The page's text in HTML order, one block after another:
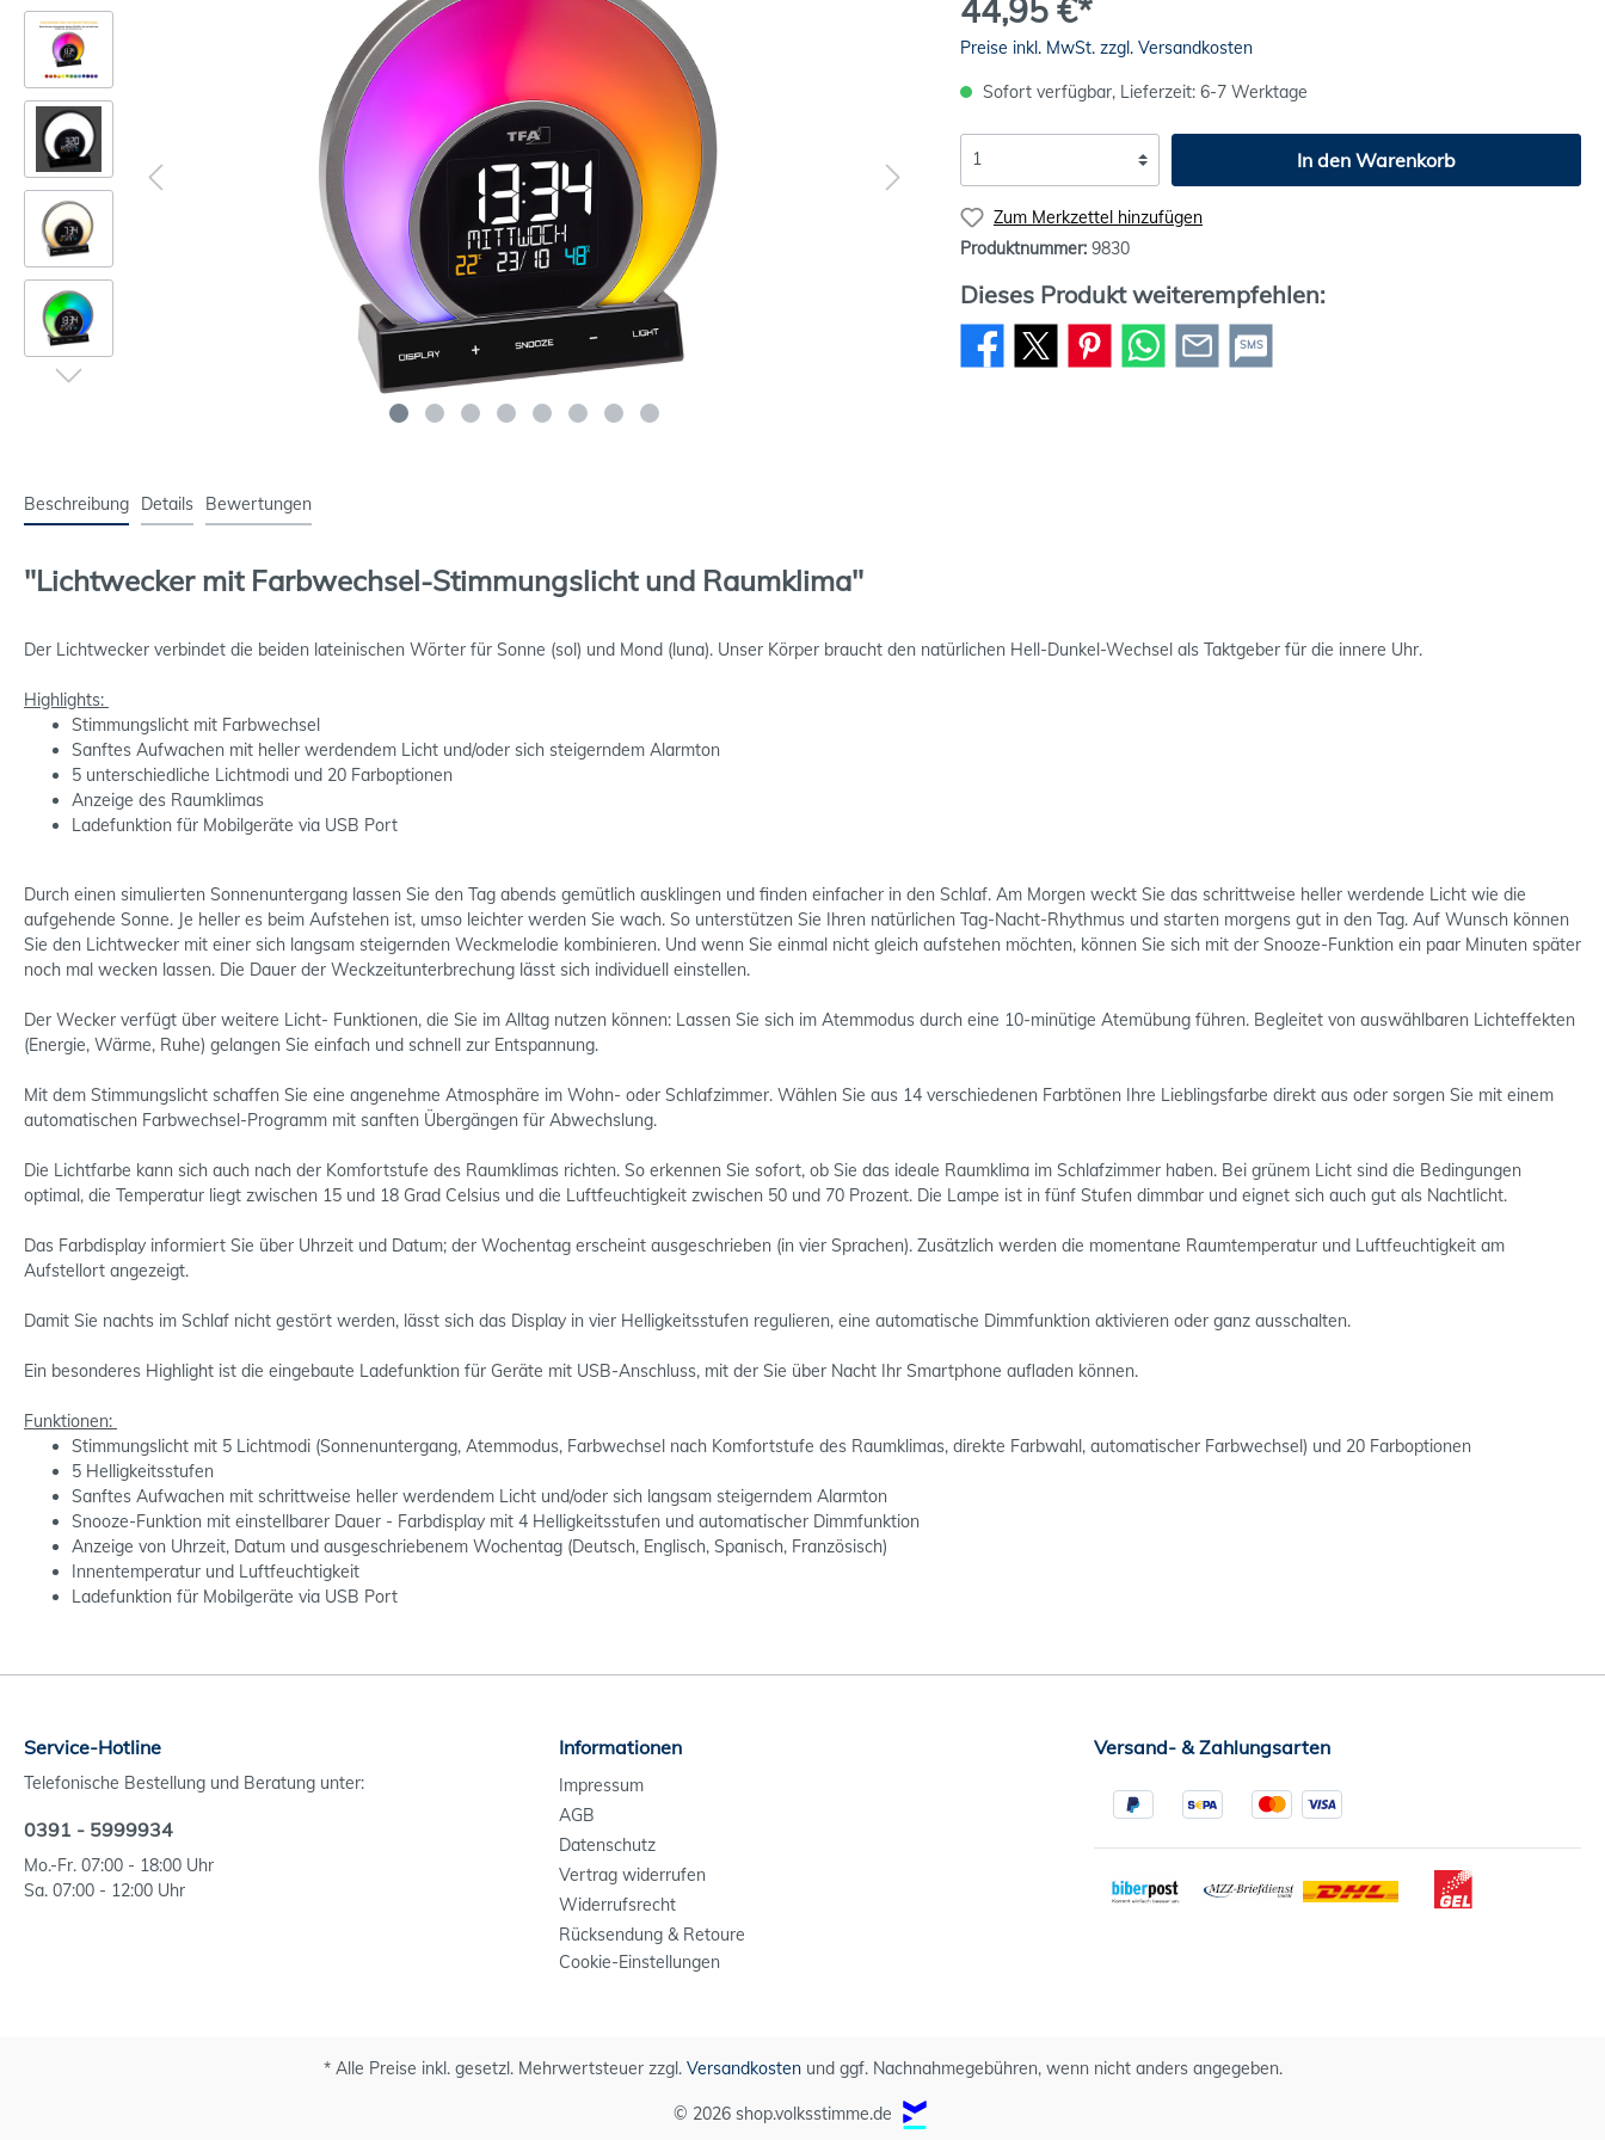
44,95 €*
Preise inkl. MwSt. zzgl. Versandkosten
Sofort verfügbar, Lieferzeit: 6-7 Werktage
In den Warenkorb
Zum Merkzettel hinzufügen
Produktnummer: 9830
Dieses Produkt weiterempfehlen:
SMS
Beschreibung Details Bewertungen
"Lichtwecker mit Farbwechsel-Stimmungslicht und Raumklima"
Der Lichtwecker verbindet die beiden lateinischen Wörter für Sonne (sol) und Mond (luna). Unser Körper braucht den natürlichen Hell-Dunkel-Wechsel als Taktgeber für die innere Uhr.
Highlights:
Stimmungslicht mit Farbwechsel
Sanftes Aufwachen mit heller werdendem Licht und/oder sich steigerndem Alarmton
5 unterschiedliche Lichtmodi und 20 Farboptionen
Anzeige des Raumklimas
Ladefunktion für Mobilgeräte via USB Port
Durch einen simulierten Sonnenuntergang lassen Sie den Tag abends gemütlich ausklingen und finden einfacher in den Schlaf. Am Morgen weckt Sie das schrittweise heller werdende Licht wie die
aufgehende Sonne. Je heller es beim Aufstehen ist, umso leichter werden Sie wach. So unterstützen Sie Ihren natürlichen Tag-Nacht-Rhythmus und starten morgens gut in den Tag. Auf Wunsch können
Sie den Lichtwecker mit einer sich langsam steigernden Weckmelodie kombinieren. Und wenn Sie einmal nicht gleich aufstehen möchten, können Sie sich mit der Snooze-Funktion ein paar Minuten später
noch mal wecken lassen. Die Dauer der Weckzeitunterbrechung lässt sich individuell einstellen.
Der Wecker verfügt über weitere Licht- Funktionen, die Sie im Alltag nutzen können: Lassen Sie sich im Atemmodus durch eine 10-minütige Atemübung führen. Begleitet von auswählbaren Lichteffekten
(Energie, Wärme, Ruhe) gelangen Sie einfach und schnell zur Entspannung.
Mit dem Stimmungslicht schaffen Sie eine angenehme Atmosphäre im Wohn- oder Schlafzimmer. Wählen Sie aus 14 verschiedenen Farbtönen Ihre Lieblingsfarbe direkt aus oder sorgen Sie mit einem
automatischen Farbwechsel-Programm mit sanften Übergängen für Abwechslung.
Die Lichtfarbe kann sich auch nach der Komfortstufe des Raumklimas richten. So erkennen Sie sofort, ob Sie das ideale Raumklima im Schlafzimmer haben. Bei grünem Licht sind die Bedingungen
optimal, die Temperatur liegt zwischen 15 und 18 Grad Celsius und die Luftfeuchtigkeit zwischen 50 und 70 Prozent. Die Lampe ist in fünf Stufen dimmbar und eignet sich auch gut als Nachtlicht.
Das Farbdisplay informiert Sie über Uhrzeit und Datum; der Wochentag erscheint ausgeschrieben (in vier Sprachen). Zusätzlich werden die momentane Raumtemperatur und Luftfeuchtigkeit am
Aufstellort angezeigt.
Damit Sie nachts im Schlaf nicht gestört werden, lässt sich das Display in vier Helligkeitsstufen regulieren, eine automatische Dimmfunktion aktivieren oder ganz ausschalten.
Ein besonderes Highlight ist die eingebaute Ladefunktion für Geräte mit USB-Anschluss, mit der Sie über Nacht Ihr Smartphone aufladen können.
Funktionen:
Stimmungslicht mit 5 Lichtmodi (Sonnenuntergang, Atemmodus, Farbwechsel nach Komfortstufe des Raumklimas, direkte Farbwahl, automatischer Farbwechsel) und 20 Farboptionen
5 Helligkeitsstufen
Sanftes Aufwachen mit schrittweise heller werdendem Licht und/oder sich langsam steigerndem Alarmton
Snooze-Funktion mit einstellbarer Dauer - Farbdisplay mit 4 Helligkeitsstufen und automatischer Dimmfunktion
Anzeige von Uhrzeit, Datum und ausgeschriebenem Wochentag (Deutsch, Englisch, Spanisch, Französisch)
Innentemperatur und Luftfeuchtigkeit
Ladefunktion für Mobilgeräte via USB Port
Service-Hotline
Telefonische Bestellung und Beratung unter:
0391 - 5999934
Mo.-Fr. 07:00 - 18:00 Uhr
Sa. 07:00 - 12:00 Uhr
Informationen
Impressum
AGB
Datenschutz
Vertrag widerrufen
Widerrufsrecht
Rücksendung & Retoure
Cookie-Einstellungen
Versand- & Zahlungsarten
* Alle Preise inkl. gesetzl. Mehrwertsteuer zzgl. Versandkostenund ggf. Nachnahmegebühren, wenn nicht anders angegeben.
© 2026 shop.volksstimme.de